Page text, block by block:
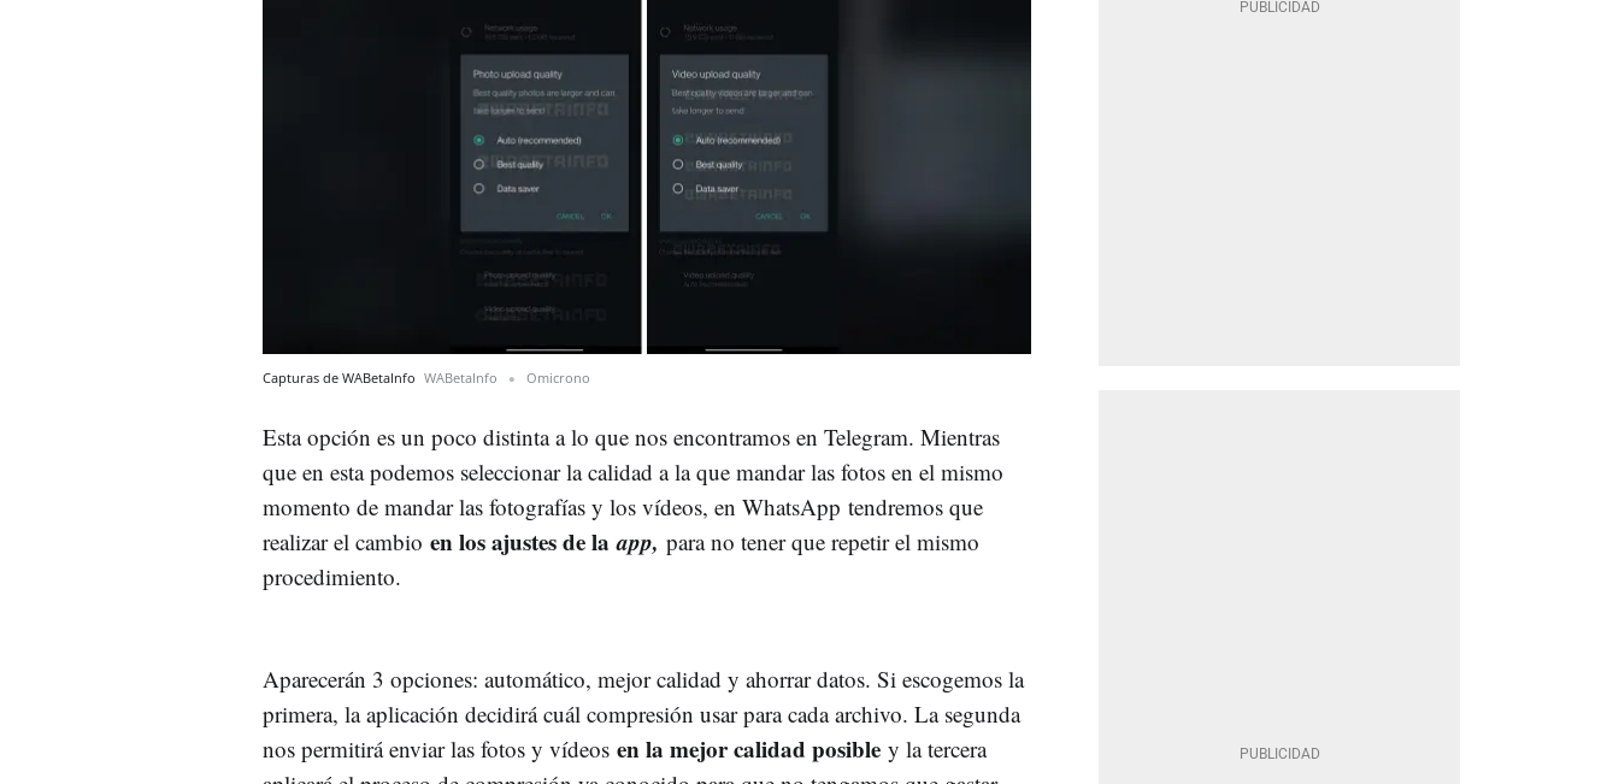
Capturas de WABetaInfo WABetaInfo Omicrono
Esta opción es un poco distinta a lo que nos encontramos en Telegram. Mientras
que en esta podemos seleccionar la calidad a la que mandar las fotos en el mismo
momento de mandar las fotografías y los vídeos, en WhatsApp tendremos que
realizar el cambio en los ajustes de laapp, para no tener que repetir el mismo
procedimiento.
Aparecerán 3 opciones: automático, mejor calidad y ahorrar datos. Si escogemos la
primera, la aplicación decidirá cuál compresión usar para cada archivo. La segunda
nos permitirá enviar las fotos y vídeos en la mejor calidad posible y la tercera